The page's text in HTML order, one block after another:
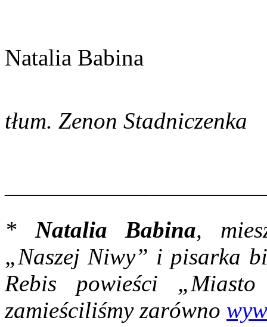
Natalia Babina
tłum. Zenon Stadniczenka
* Natalia Babina,
„Naszej Niwy” i pisarka
Rebis powieści
zamieściliśmy zarówno